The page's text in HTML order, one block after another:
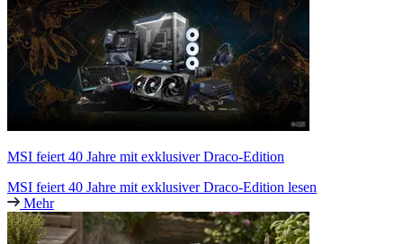
MSI feiert 40 Jahre mit exklusiver Draco-Edition
MSI feiert 40 Jahre mit exklusiver Draco-Edition lesen
Mehr